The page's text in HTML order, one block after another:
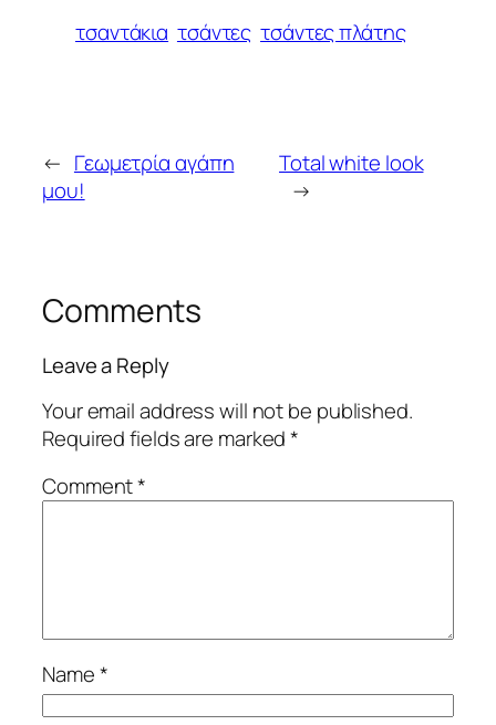
τσαντάκια τσάντες τσάντες πλάτης
← Γεωμετρία αγάπη
μου!
Total white look
→
Comments
Leave a Reply
Your email address will not be published.
Required fields are marked*
Comment*
Name*